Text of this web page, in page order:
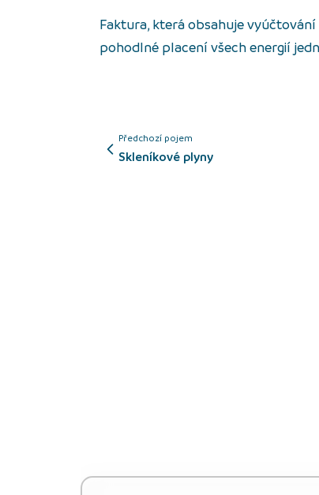
Faktura, která obsahuje
pohodlné placení všech energií
Předchozí pojem
skleníkové plyny